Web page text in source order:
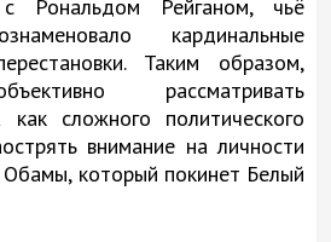
Рональдом Рейганом, чьё
кардинальные
Таким образом,
рассматривать
сложного политического
внимание на личности
Обамы, который покинет Белый